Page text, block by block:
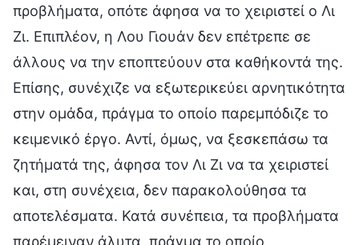
προβλήματα, οπότε άφησα να το χειριστεί ο Λι
Ζι. Επιπλέον, η Λου Γιουάν δεν επέτρεπε σε
άλλους να την εποπτεύουν στα καθήκοντά της.
Επίσης, συνέχιζε να εξωτερικεύει αρνητικότητα
στην ομάδα, πράγμα το οποίο παρεμπόδιζε το
κειμενικό έργο. Αντί, όμως, να ξεσκεπάσω τα
ζητήματά της, άφησα τον Λι Ζι να τα χειριστεί
και, στη συνέχεια, δεν παρακολούθησα τα
αποτελέσματα. Κατά συνέπεια, τα προβλήματα
παρέμειναν άλυτα, πράγμα το οποίο